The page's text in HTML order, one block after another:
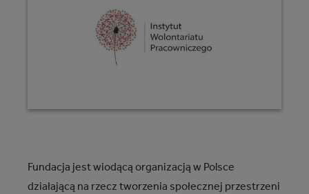
Fundacja jest wiodącą organizacją w Polsce
działającą na rzecz tworzenia społecznej przestrzeni